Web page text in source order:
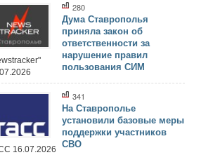
280
Дума Ставрополья
приняла закон об
ответственности за
нарушение правил
пользования СИМ
341
На Ставрополье
установили базовые меры
поддержки участников
СВО
16.07.2026